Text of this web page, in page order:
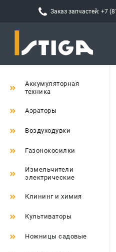
Заказ запчастей: +7
Аккумуляторная
техника
Аэраторы
Воздуходувки
Газонокосилки
Измельчители
электрические
Клининг и химия
Культиваторы
Ножницы садовые